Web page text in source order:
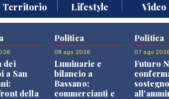
Territorio Lifestyle Video
dei
a San
della
Politica
08 ago 2026
Luminarie e
bilancio a
Bassano:
commercianti e
Politica
07 ago
Futuro